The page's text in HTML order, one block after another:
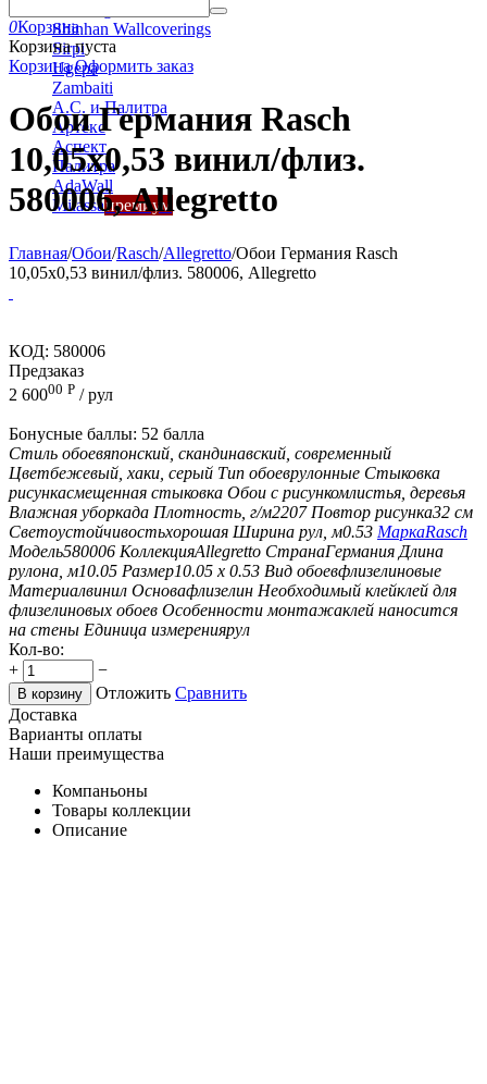
Shinhan Wallcoverings
Sirpi
Ugepa
Zambaiti
А.С. и Палитра
Артекс
Аспект
Палитра
AdaWall
Milassaпремиум
0Корзина
Корзина пуста
Корзина Оформить заказ
Обои Германия Rasch
10,05x0,53 винил/флиз.
580006, Allegretto
Главная/Обои/Rasch/Allegretto/Обои Германия Rasch
10,05x0,53 винил/флиз. 580006, Allegretto
КОД: 580006
Предзаказ
2 60000 Р / рул
Бонусные баллы: 52 балла
Стиль обоевяпонский, скандинавский, современный
Цветбежевый, хаки, серый Тип обоеврулонные Стыковка
рисункасмещенная стыковка Обои с рисункомлистья, деревья
Влажная уборкада Плотность, г/м2207 Повтор рисунка32 см
Светоустойчивостьхорошая Ширина рул, м0.53 МаркаRasch
Модель580006 КоллекцияAllegretto СтранаГермания Длина
рулона, м10.05 Размер10.05 х 0.53 Вид обоевфлизелиновые
Материалвинил Основафлизелин Необходимый клейклей для
флизелиновых обоев Особенности монтажаклей наносится
на стены Единица измерениярул
Кол-во:
+
−
В корзину Отложить Сравнить
Доставка
Варианты оплаты
Наши преимущества
Компаньоны
Товары коллекции
Описание